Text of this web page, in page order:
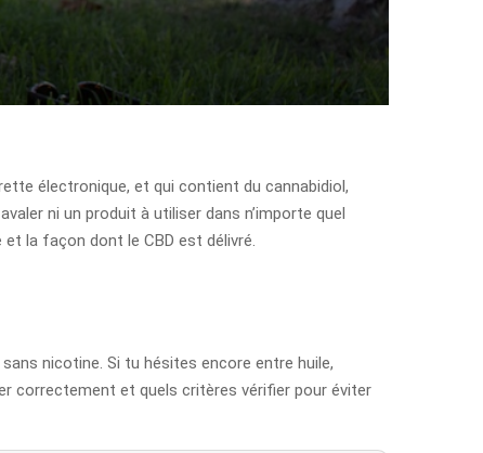
électronique, et qui contient du cannabidiol,
ni un produit à utiliser dans n’importe quel
la façon dont le CBD est délivré.
nicotine. Si tu hésites encore entre huile,
correctement et quels critères vérifier pour éviter